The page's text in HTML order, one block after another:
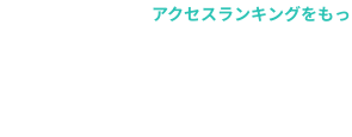
アクセスランキングをも